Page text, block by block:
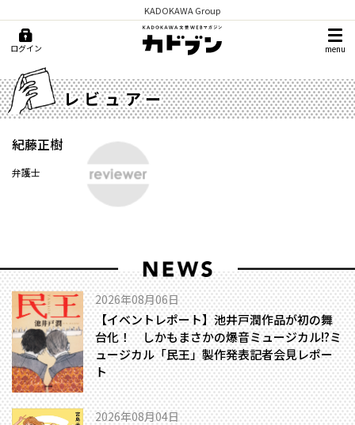
KADOKAWA Group
ログイン menu
レビュアー
紀藤正樹
弁護士
2026年08月06日
【イベントレポート】池井戸潤作品が初の舞
台化！ しかもまさかの爆音ミュージカル!?――ミ
ュージカル「民王」製作発表記者会見レポー
ト
2026年08月04日